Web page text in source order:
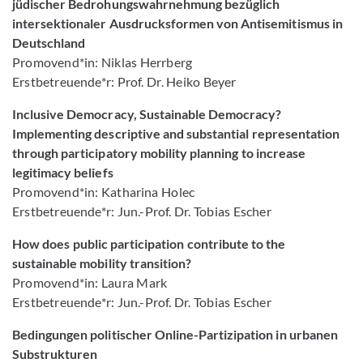
jüdischer Bedrohungswahrnehmung bezüglich
intersektionaler Ausdrucksformen von Antisemitismus in
Deutschland
Promovend*in: Niklas Herrberg
Erstbetreuende*r: Prof. Dr. Heiko Beyer
Inclusive Democracy, Sustainable Democracy?
Implementing descriptive and substantial representation
through participatory mobility planning to increase
legitimacy beliefs
Promovend*in: Katharina Holec
Erstbetreuende*r: Jun.-Prof. Dr. Tobias Escher
How does public participation contribute to the
sustainable mobility transition?
Promovend*in: Laura Mark
Erstbetreuende*r: Jun.-Prof. Dr. Tobias Escher
Bedingungen politischer Online-Partizipation in urbanen
Substrukturen